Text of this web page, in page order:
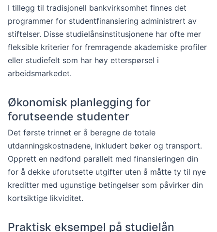
I tillegg til tradisjonell bankvirksomhet finnes det
programmer for studentfinansiering administrert av
stiftelser. Disse studielånsinstitusjonene har ofte mer
fleksible kriterier for fremragende akademiske profiler
eller studiefelt som har høy etterspørsel i
arbeidsmarkedet.
Økonomisk planlegging for
forutseende studenter
Det første trinnet er å beregne de totale
utdanningskostnadene, inkludert bøker og transport.
Opprett en nødfond parallelt med finansieringen din
for å dekke uforutsette utgifter uten å måtte ty til nye
kreditter med ugunstige betingelser som påvirker din
kortsiktige likviditet.
Praktisk eksempel på studielån